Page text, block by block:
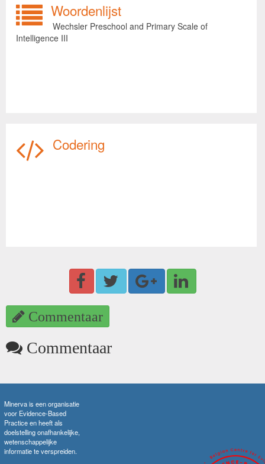
Woordenlijst
Wechsler Preschool and Primary Scale of
Intelligence III
Codering
Commentaar
Commentaar
Minerva is een organisatie
voor Evidence-Based
Practice en heeft als
doelstelling onafhankelijke,
wetenschappelijke
informatie te verspreiden.